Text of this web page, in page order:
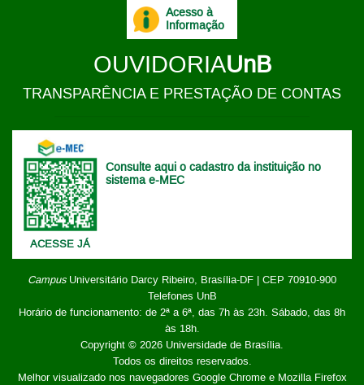
ACESSE JÁ
Consulte aqui o cadastro da instituição no
sistema e-MEC
CampusUniversitário Darcy Ribeiro, Brasília-DF | CEP 70910-900
Telefones UnB
Horário de funcionamento: de 2ª a 6ª, das 7h às 23h. Sábado, das 8h
às 18h.
Copyright © 2026 Universidade de Brasília.
Todos os direitos reservados.
Melhor visualizado nos navegadores Google Chrome e Mozilla Firefox
Acesso à
Informação
OUVIDORIAUnB
TRANSPARÊNCIA E PRESTAÇÃO DE CONTAS